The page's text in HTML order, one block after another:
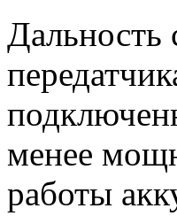
Дальность
менее
работы